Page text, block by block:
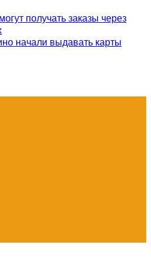
получать заказы через
начали выдавать карты